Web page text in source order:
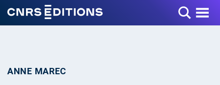
Toggle Menu
ANNE MAREC